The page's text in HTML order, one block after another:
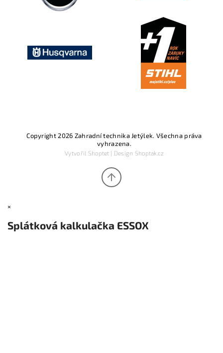
Copyright 2026 Zahradní technika Jetýlek. Všechna práva
vyhrazena.
Vytvořil Shoptet| Design Shoptak.cz
×
Splátková kalkulačka ESSOX